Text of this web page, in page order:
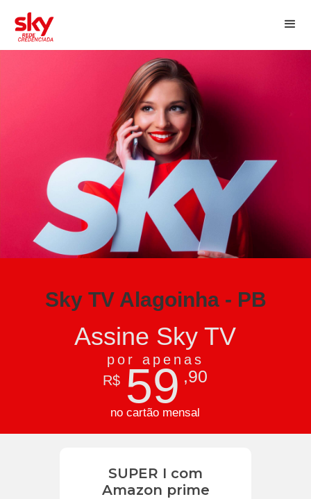
Sky TV Alagoinha - PB
Assine Sky TV
por apenas
R$ 59 ,90
no cartão mensal
SUPER I com
Amazon prime